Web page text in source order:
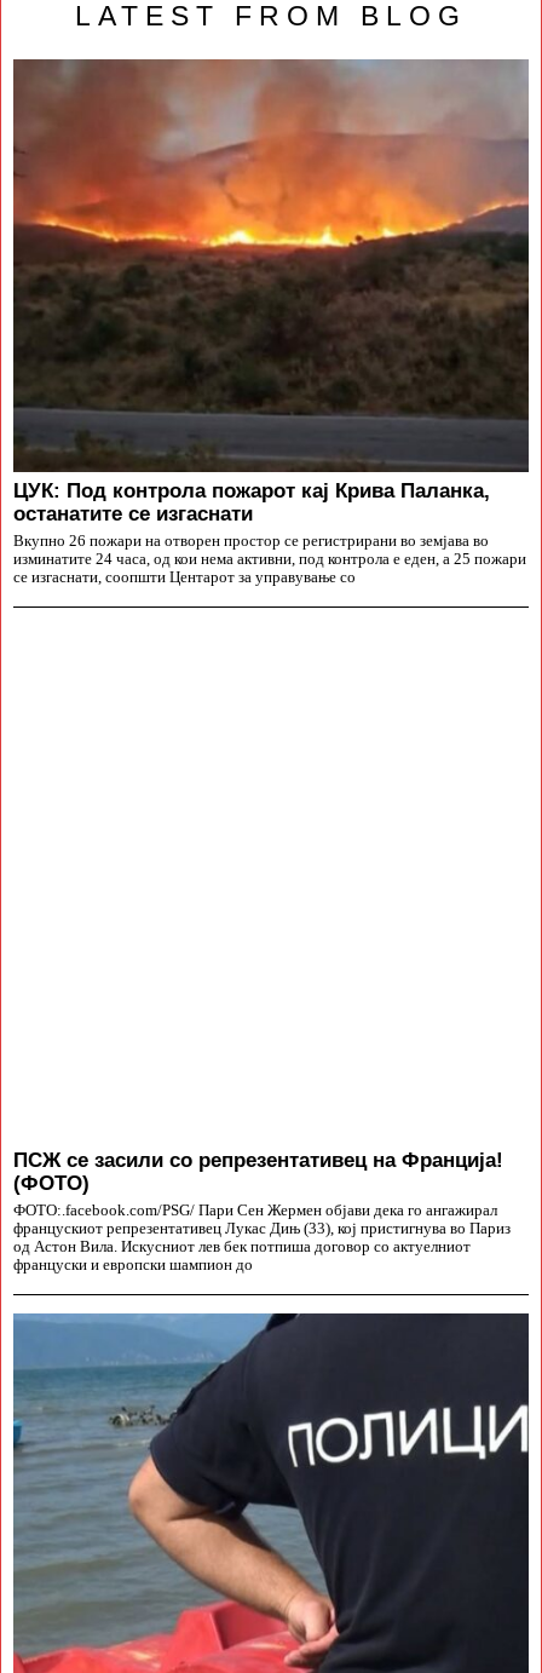
LATEST FROM BLOG
ЦУК: Под контрола пожарот кај Крива Паланка,
останатите се изгаснати
Вкупно 26 пожари на отворен простор се регистрирани во земјава во
изминатите 24 часа, од кои нема активни, под контрола е еден, а 25 пожари
се изгаснати, соопшти Центарот за управување со
ПСЖ се засили со репрезентативец на Франција!
(ФОТО)
ФОТО:.facebook.com/PSG/ Пари Сен Жермен објави дека го ангажирал
францускиот репрезентативец Лукас Дињ (33), кој пристигнува во Париз
од Астон Вила. Искусниот лев бек потпиша договор со актуелниот
француски и европски шампион до